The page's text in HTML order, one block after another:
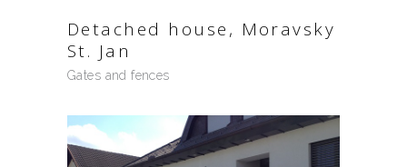
Detached house, Moravsky
St. Jan
Gates and fences